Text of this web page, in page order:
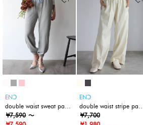
ENↃ
double waist sweat pants
/ ダブルウエストスウェ
¥7,590 ～
ENↃ
double waist stripe pants
/ ピンストライプダブル
¥7,700